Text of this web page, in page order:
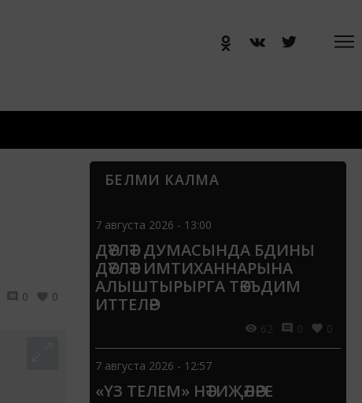
0 0
БЕЛМИ КАЛМА
7 августа 2026 - 13:00
ДӘҮЛӘТ ДУМАСЫНДА БДИНЫ
ДӘҮЛӘТ ИМТИХАННАРЫНА
АЛЫШТЫРЫРГА ТӘКЪДИМ
ИТТЕЛӘР
62 0 0
7 августа 2026 - 12:57
«ҮЗ ТЕЛЕМ» НӘТИҖӘЛӘРЕ